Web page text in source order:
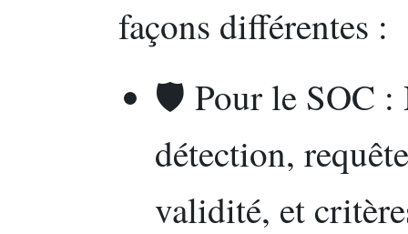
façons différentes :
🛡️ Pour le SOC :
détection,
validité, et